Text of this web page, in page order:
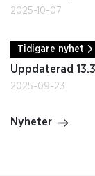
2025-10-07
Tidigare nyhet
Uppdaterad
2025-09-23
Nyheter